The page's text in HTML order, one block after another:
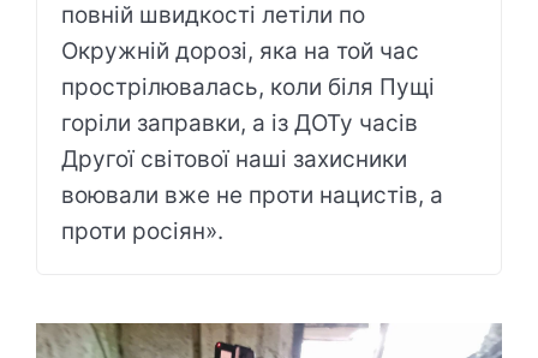
повній швидкості летіли по
Окружній дорозі, яка на той час
прострілювалась, коли біля Пущі
горіли заправки, а із ДОТу часів
Другої світової наші захисники
воювали вже не проти нацистів, а
проти росіян».